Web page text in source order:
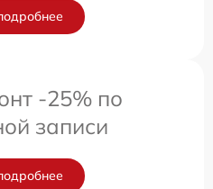
-25% по
записи